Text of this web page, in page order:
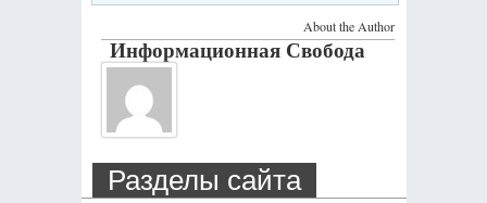
About the Author
Информационная Свобода
Разделы сайта